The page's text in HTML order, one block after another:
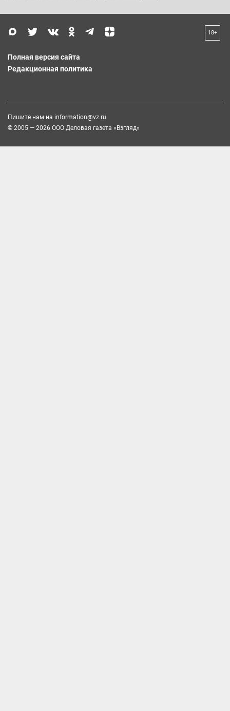
18+
Полная версия сайта
Редакционная политика
Пишите нам на information@vz.ru
© 2005 — 2026 ООО Деловая газета «Взгляд»